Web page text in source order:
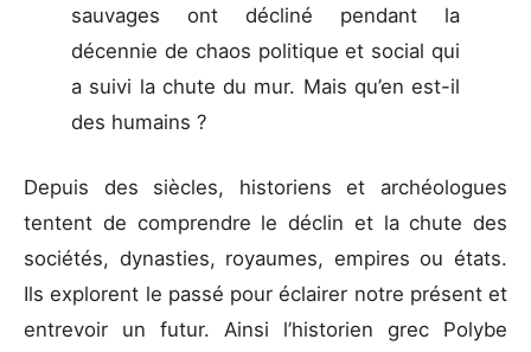
sauvages ont décliné pendant la
décennie de chaos politique et social qui
a suivi la chute du mur. Mais qu’en est-il
des humains ?
Depuis des siècles, historiens et archéologues
tentent de comprendre le déclin et la chute des
sociétés, dynasties, royaumes, empires ou états.
Ils explorent le passé pour éclairer notre présent et
entrevoir un futur. Ainsi l’historien grec Polybe